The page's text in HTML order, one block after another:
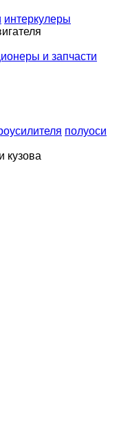
интеркулеры
и запчасти
полуоси
кузова